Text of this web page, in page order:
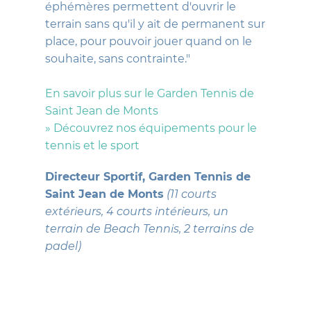
éphémères permettent d'ouvrir le
terrain sans qu'il y ait de permanent sur
place, pour pouvoir jouer quand on le
souhaite, sans contrainte."
En savoir plus sur le Garden Tennis de
Saint Jean de Monts
» Découvrez nos équipements pour le
tennis et le sport
Directeur Sportif, Garden Tennis de
Saint Jean de Monts (11 courts
extérieurs, 4 courts intérieurs, un
terrain de Beach Tennis, 2 terrains de
padel)